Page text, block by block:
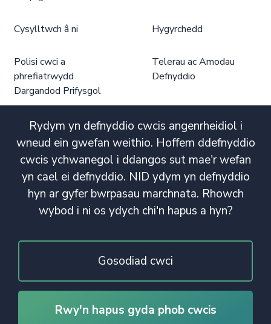
Rydym yn defnyddio cwcis angenrheidiol i
wneud ein gwefan weithio. Hoffem ddefnyddio
cwcis ychwanegol i ddangos sut mae'r wefan
yn cael ei defnyddio. NID ydym yn defnyddio
hyn ar gyfer bwrpasau marchnata. Rhowch
wybod i ni os ydych chi'n hapus a hyn?
Gosodiad cwci
Rwy'n hapus gyda phob cwcis
Cysylltwch â ni Hygyrchedd
Polisi cwci a
phrefiatrwydd
Dargandod Prifysgol
Telerau ac Amodau
Defnyddio
© Hawlfraint 2020. Cedwir Pob Hawl